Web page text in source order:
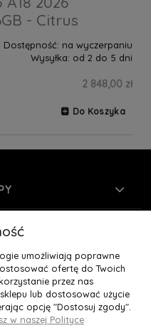
- Citrus
Dostępność: na wyczerpaniu
Wysyłka: od 2 do 5 dni
2 848,00 zł
Do Koszyka
woj. łódzkie || NIP:
umożliwiają poprawne
ofertę do Twoich
przez nas
lub dostosować użycie
opcję "Dostosuj zgody".
w naszej Polityce